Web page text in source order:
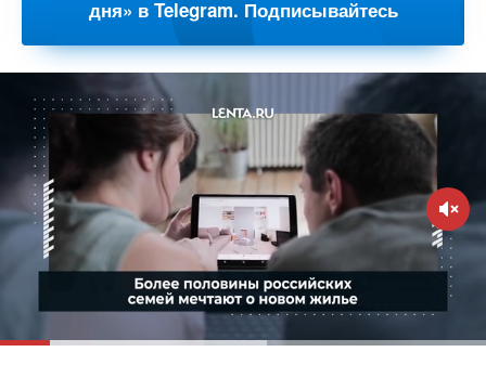
дня» в Telegram. Подписывайтесь